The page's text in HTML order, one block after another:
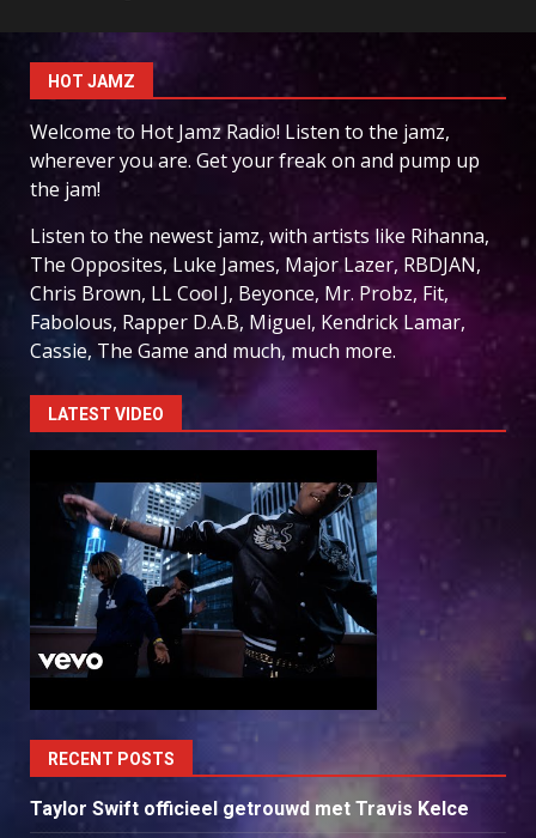
HOT JAMZ
Welcome to Hot Jamz Radio! Listen to the jamz,
wherever you are. Get your freak on and pump up
the jam!
Listen to the newest jamz, with artists like Rihanna,
The Opposites, Luke James, Major Lazer, RBDJAN,
Chris Brown, LL Cool J, Beyonce, Mr. Probz, Fit,
Fabolous, Rapper D.A.B, Miguel, Kendrick Lamar,
Cassie, The Game and much, much more.
LATEST VIDEO
RECENT POSTS
Taylor Swift officieel getrouwd met Travis Kelce